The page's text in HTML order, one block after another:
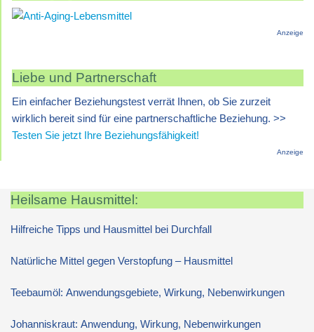
Anzeige
Liebe und Partnerschaft
Ein einfacher Beziehungstest verrät Ihnen, ob Sie zurzeit
wirklich bereit sind für eine partnerschaftliche Beziehung. >>
Testen Sie jetzt Ihre Beziehungsfähigkeit!
Anzeige
Heilsame Hausmittel:
Hilfreiche Tipps und Hausmittel bei Durchfall
Natürliche Mittel gegen Verstopfung – Hausmittel
Teebaumöl: Anwendungsgebiete, Wirkung, Nebenwirkungen
Johanniskraut: Anwendung, Wirkung, Nebenwirkungen